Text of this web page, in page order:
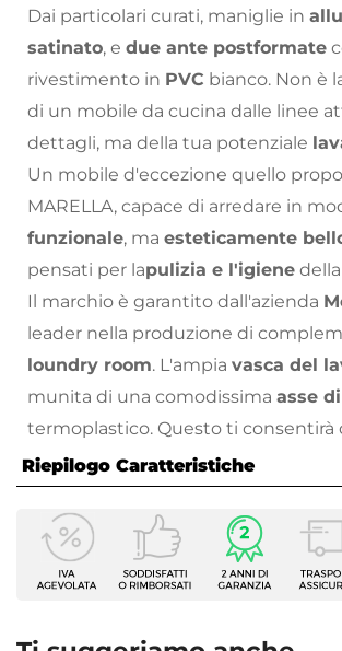
Dai particolari curati, maniglie in
satinato, e due ante postformate
rivestimento in PVC bianco. Non è
di un mobile da cucina dalle linee
dettagli, ma della tua potenziale
Un mobile d'eccezione quello
MARELLA, capace di arredare in
funzionale, ma esteticamente
pensati per lapulizia e l'igiene
Il marchio è garantito dall'azienda
leader nella produzione di
loundry room. L'ampia vasca del
munita di una comodissima asse
termoplastico. Questo ti consentirà
facilmente il trattamento dei capi
delicate e non solo.
Alla base del lavabo, vi è un pratico
doppia anta, utile per riporre
detersivi e ciò di cui necessitiamo
Riepilogo Caratteristiche
Caratteristiche Mobile
Larghezza
60 cm